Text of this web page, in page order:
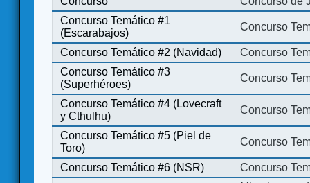
Concurso Temático #1
(Escarabajos)
Concurso
Concurso Temático #2 (Navidad)
Concurso
Concurso Temático #3
(Superhéroes)
Concurso
Concurso Temático #4 (Lovecraft
y Cthulhu)
Concurso
Concurso Temático #5 (Piel de
Toro)
Concurso
Concurso Temático #6 (NSR) Concurso